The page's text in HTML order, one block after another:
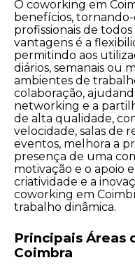
O coworking em
benefícios,
profissionais de
vantagens é a
permitindo aos
diários, semanais ou
ambientes de
colaboração,
networking e a
de alta qualidade,
velocidade, salas de
eventos, melhora a
presença de uma
motivação e o apoio
criatividade e a
coworking em
trabalho dinâmica.
Principais Áreas
Coimbra